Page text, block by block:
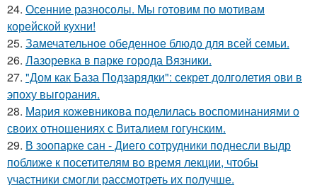
24. Осенние разносолы. Мы готовим по мотивам
корейской кухни!
25. Замечательное обеденное блюдо для всей семьи.
26. Лазоревка в парке города Вязники.
27. "Дом как База Подзарядки": секрет долголетия ови в
эпоху выгорания.
28. Мария кожевникова поделилась воспоминаниями о
своих отношениях с Виталием гогунским.
29. В зоопарке сан - Диего сотрудники поднесли выдр
поближе к посетителям во время лекции, чтобы
участники смогли рассмотреть их получше.